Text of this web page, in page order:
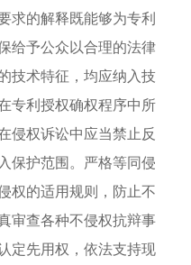
求的解释既能够为专利
给予公众以合理的法律
技术特征，均应纳入技
专利授权确权程序中所
侵权诉讼中应当禁止反
保护范围。严格等同侵
权的适用规则，防止不
审查各种不侵权抗辩事
定先用权，依法支持现